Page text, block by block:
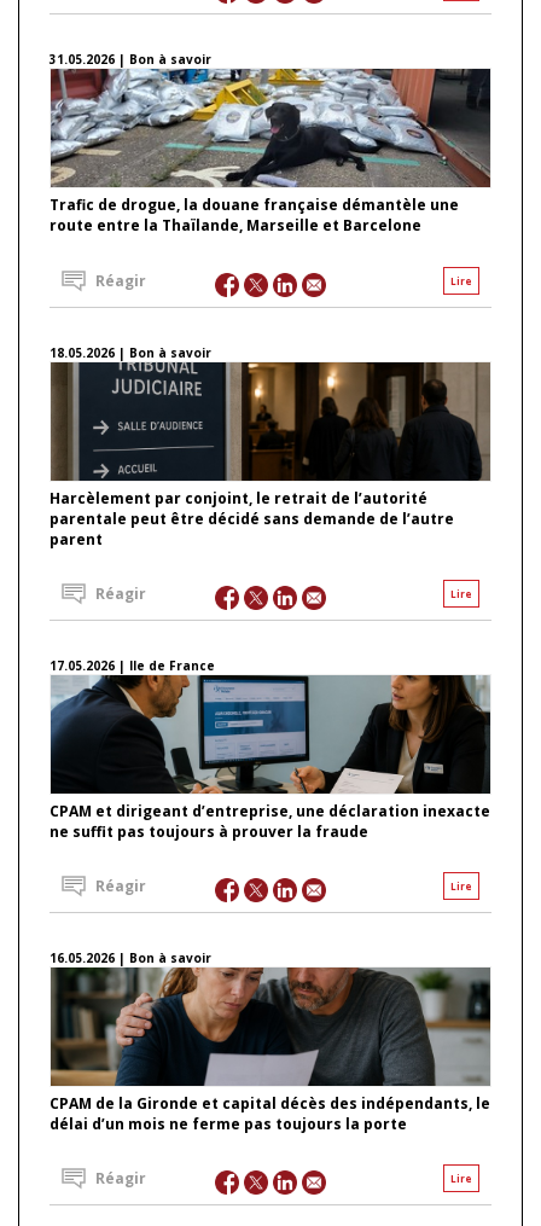
31.05.2026 | Bon à savoir
Trafic de drogue, la douane française démantèle une
route entre la Thaïlande, Marseille et Barcelone
Lire
Réagir
18.05.2026 | Bon à savoir
Harcèlement par conjoint, le retrait de l’autorité
parentale peut être décidé sans demande de l’autre
parent
Lire
Réagir
17.05.2026 | Ile de France
CPAM et dirigeant d’entreprise, une déclaration inexacte
ne suffit pas toujours à prouver la fraude
Lire
Réagir
16.05.2026 | Bon à savoir
CPAM de la Gironde et capital décès des indépendants, le
délai d’un mois ne ferme pas toujours la porte
Lire
Réagir